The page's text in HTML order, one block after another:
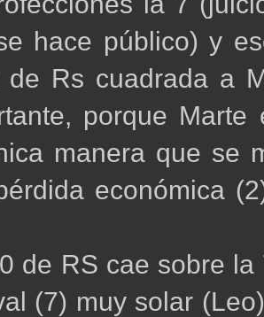
hace público) y
de Rs cuadrada a
porque
manera que se
económica
de RS cae sobre
(7) muy solar